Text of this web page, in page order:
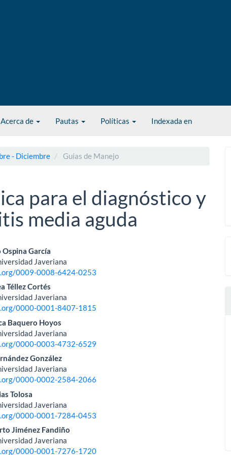
Acerca de Pautas Políticas Indexada en
- Diciembre Guías de Manejo
para el diagnóstico y
media aguda
Ospina García
Javeriana
0009-0008-6424-0253
Téllez Cortés
Javeriana
0000-0001-8407-1815
Baquero Hoyos
Javeriana
0000-0003-4732-6529
González
Javeriana
0000-0002-2584-2066
Tolosa
Javeriana
0000-0001-7284-0453
Jiménez Fandiño
Javeriana
0000-0001-7276-1720